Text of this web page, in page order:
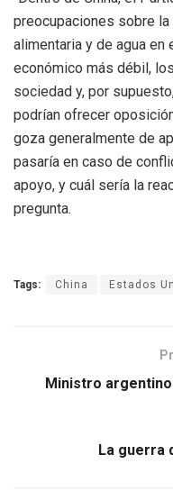
preocupaciones sobre
alimentaria y de agua en
económico más débil,
sociedad y, por
podrían ofrecer
goza generalmente de
pasaría en caso de
apoyo, y cuál sería la
pregunta.
Tags: China Estados
Ministro
La guerra